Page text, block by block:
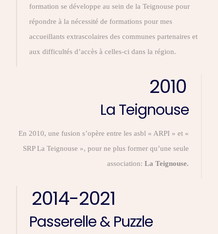
formation se développe au sein de la Teignouse pour
répondre à la nécessité de formations pour mes
accueillants extrascolaires des communes partenaires et
aux difficultés d’accès à celles-ci dans la région.
2010
La Teignouse
En 2010, une fusion s’opère entre les asbl « ARPI » et «
SRP La Teignouse », pour ne plus former qu’une seule
association: La Teignouse.
2014-2021
Passerelle & Puzzle